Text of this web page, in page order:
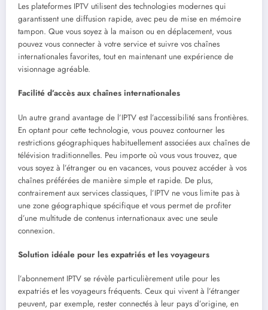
Les plateformes IPTV utilisent des technologies modernes qui
garantissent une diffusion rapide, avec peu de mise en mémoire
tampon. Que vous soyez à la maison ou en déplacement, vous
pouvez vous connecter à votre service et suivre vos chaînes
internationales favorites, tout en maintenant une expérience de
visionnage agréable.
Facilité d’accès aux chaînes internationales
Un autre grand avantage de l’IPTV est l’accessibilité sans frontières.
En optant pour cette technologie, vous pouvez contourner les
restrictions géographiques habituellement associées aux chaînes de
télévision traditionnelles. Peu importe où vous vous trouvez, que
vous soyez à l’étranger ou en vacances, vous pouvez accéder à vos
chaînes préférées de manière simple et rapide. De plus,
contrairement aux services classiques, l’IPTV ne vous limite pas à
une zone géographique spécifique et vous permet de profiter
d’une multitude de contenus internationaux avec une seule
connexion.
Solution idéale pour les expatriés et les voyageurs
l’abonnement IPTV se révèle particulièrement utile pour les
expatriés et les voyageurs fréquents. Ceux qui vivent à l’étranger
peuvent, par exemple, rester connectés à leur pays d’origine, en